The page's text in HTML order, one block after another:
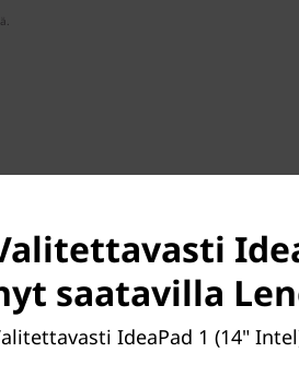
on jopa Intel
muisti, minkä ansiosta se
ja voit käyttää useaa
saatavilla
IdeaPad 1 (14"